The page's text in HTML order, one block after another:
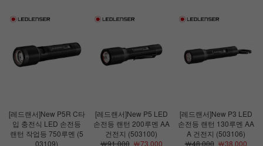
[레드랜서]New P5R C타
입 충전식 LED 손전등
랜턴 작업등 750루멘 (5
03109)
[레드랜서]New P5 LED
손전등 랜턴 200루멘 AA
건전지 (503100)
￦91,000￦73,000
[레드랜서]New P3 LED
손전등 랜턴 130루멘 AA
A 건전지 (503106)
￦48,000￦38,000